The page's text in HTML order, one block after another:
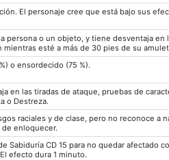
El personaje cree que está bajo sus
persona o un objeto, y tiene desventaja en
esté a más de 30 pies de su
o ensordecido (75 %).
en las tiradas de ataque, pruebas de
o Destreza.
raciales y de clase, pero no reconoce a
enloquecer.
Sabiduría CD 15 para no quedar afectado
efecto dura 1 minuto.